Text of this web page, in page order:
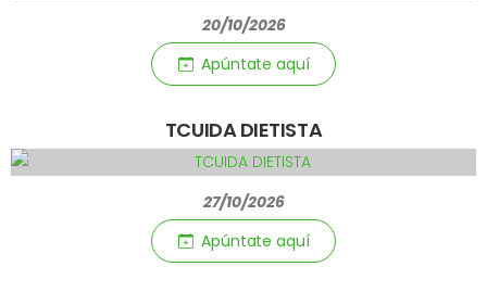
20/10/2026
Apúntate aquí­
TCUIDA DIETISTA
27/10/2026
Apúntate aquí­